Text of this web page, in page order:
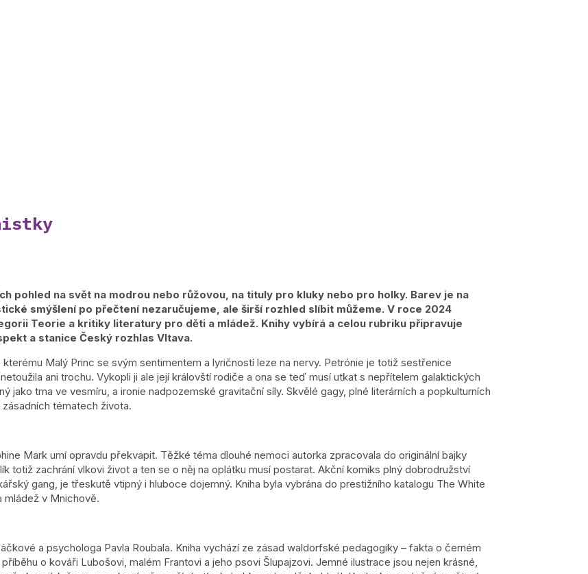
pohled na svět na modrou nebo růžovou, na tituly pro kluky nebo pro holky. Barev je na
smýšlení po přečtení nezaručujeme, ale širší rozhled slíbit můžeme. V roce 2024
Teorie a kritiky literatury pro děti a mládež. Knihy vybírá a celou rubriku připravuje
a stanice Český rozhlas Vltava.
Malý Princ se svým sentimentem a lyričností leze na nervy. Petrónie je totiž sestřenice
ani trochu. Vykopli ji ale její královští rodiče a ona se teď musí utkat s nepřítelem galaktických
jako tma ve vesmíru, a ironie nadpozemské gravitační síly. Skvělé gagy, plné literárních a popkulturních
tématech života.
Mark umí opravdu překvapit. Těžké téma dlouhé nemoci autorka zpracovala do originální bajky
totiž zachrání vlkovi život a ten se o něj na oplátku musí postarat. Akční komiks plný dobrodružství
gang, je třeskutě vtipný i hluboce dojemný. Kniha byla vybrána do prestižního katalogu The White
mládež v Mnichově.
a psychologa Pavla Roubala. Kniha vychází ze zásad waldorfské pedagogiky – fakta o černém
o kováři Lubošovi, malém Frantovi a jeho psovi Šlupajzovi. Jemné ilustrace jsou nejen krásné,